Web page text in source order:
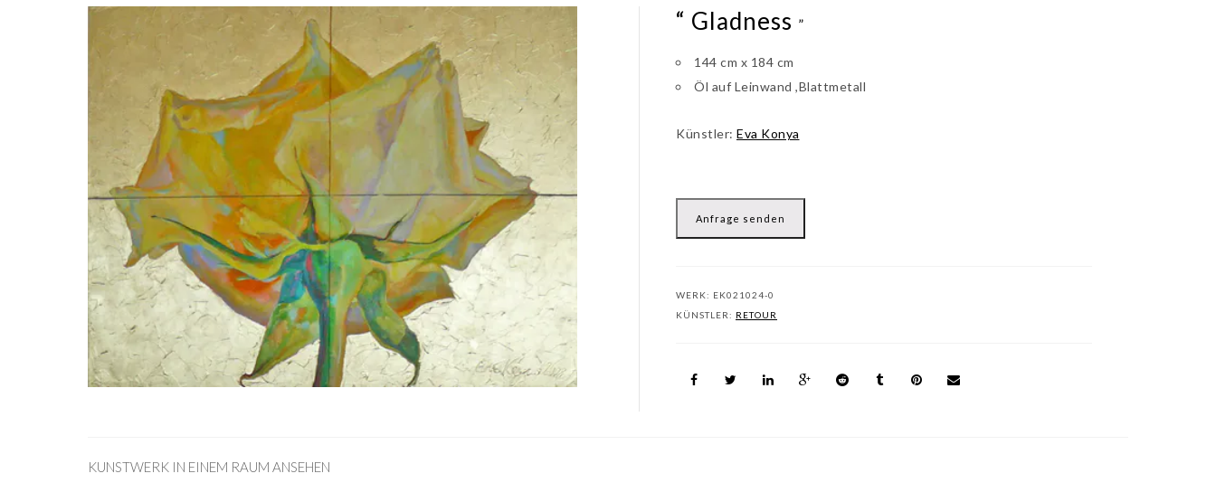
“ Gladness ”
144 cm x 184 cm
Öl auf Leinwand ,Blattmetall
Künstler: Eva Konya
Anfrage senden
WERK: EK021024-0
KÜNSTLER: RETOUR
KUNSTWERK IN EINEM RAUM ANSEHEN